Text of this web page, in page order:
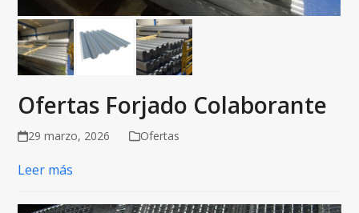
Ofertas Forjado Colaborante
29 marzo, 2026 Ofertas
Leer más